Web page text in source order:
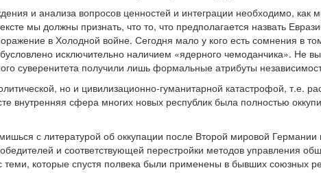
и анализа вопросов ценностей и интеграции необходимо, как
мы должны признать, что то, что предполагается назвать
в Холодной войне. Сегодня мало у кого есть сомнения в
исключительно наличием «ядерного чемоданчика». Не
суверенитета получили лишь формальные атрибуты
но и цивилизационно-гуманитарной катастрофой, т.е.
внутренняя сфера многих новых республик была полностью
с литературой об оккупации после Второй мировой Германии
и соответствующей перестройки методов управления
теми, которые спустя полвека были применены в бывших союзных